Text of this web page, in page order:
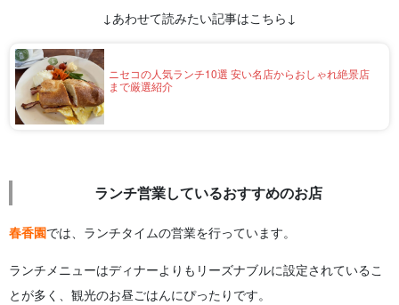
↓あわせて読みたい記事はこちら↓
ニセコの人気ランチ10選 安い名店からおしゃれ絶景店
まで厳選紹介
ランチ営業しているおすすめのお店
春香園では、ランチタイムの営業を行っています。
ランチメニューはディナーよりもリーズナブルに設定されているこ
とが多く、観光のお昼ごはんにぴったりです。